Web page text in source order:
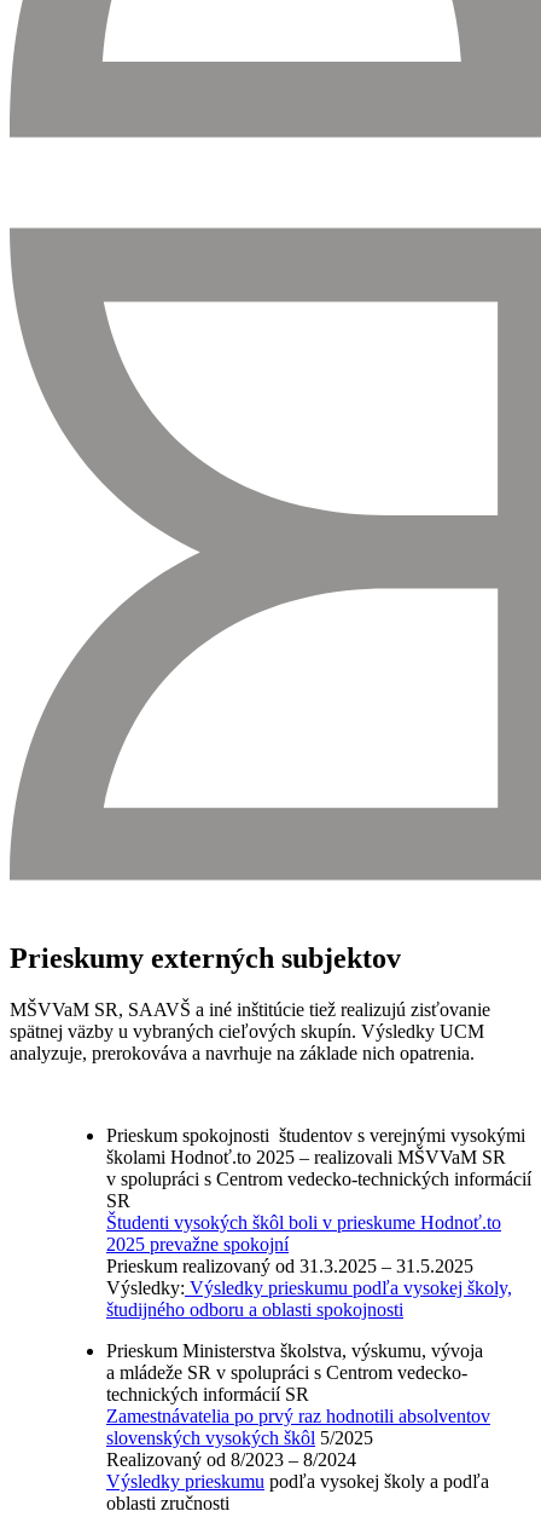
Prieskumy externých subjektov
MŠVVaM SR, SAAVŠ a iné inštitúcie tiež realizujú zisťovanie
spätnej väzby u vybraných cieľových skupín. Výsledky UCM
analyzuje, prerokováva a navrhuje na základe nich opatrenia.
Prieskum spokojnosti študentov s verejnými vysokými
školami Hodnoť.to 2025 – realizovali MŠVVaM SR
v spolupráci s Centrom vedecko-technických informácií
SR
Študenti vysokých škôl boli v prieskume Hodnoť.to
2025 prevažne spokojní
Prieskum realizovaný od 31.3.2025 – 31.5.2025
Výsledky: Výsledky prieskumu podľa vysokej školy,
študijného odboru a oblasti spokojnosti
Prieskum Ministerstva školstva, výskumu, vývoja
a mládeže SR v spolupráci s Centrom vedecko-
technických informácií SR
Zamestnávatelia po prvý raz hodnotili absolventov
slovenských vysokých škôl 5/2025
Realizovaný od 8/2023 – 8/2024
Výsledky prieskumu podľa vysokej školy a podľa
oblasti zručnosti